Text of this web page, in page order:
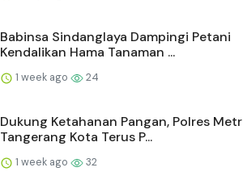
Babinsa Sindanglaya Dampingi Petani
Kendalikan Hama Tanaman ...
1 week ago 24
Dukung Ketahanan Pangan, Polres
Tangerang Kota Terus P...
1 week ago 32